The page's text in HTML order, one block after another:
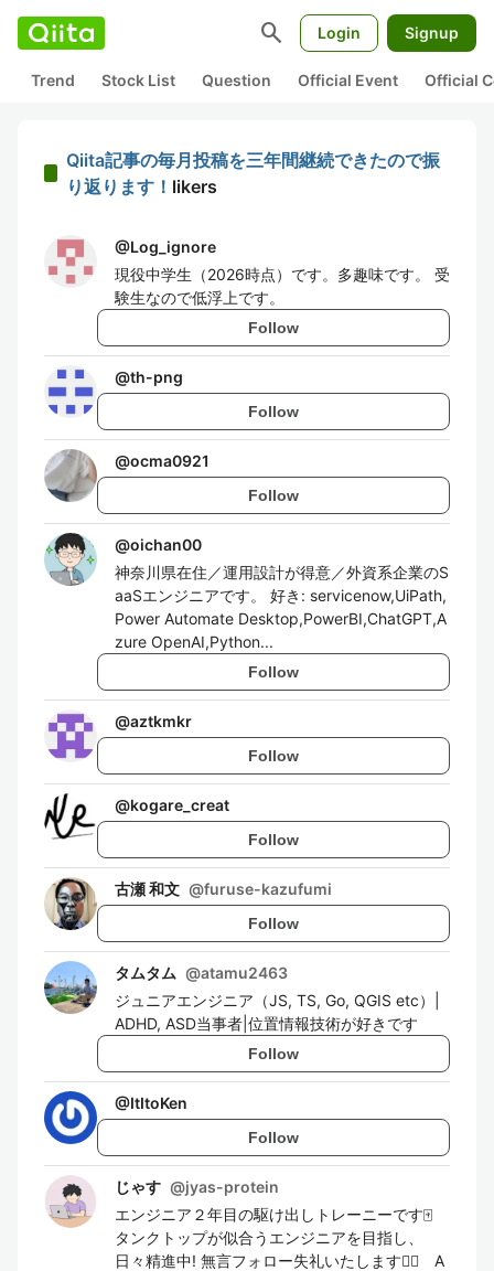
search Login Signup
Trend Stock List Question Official Event Official
Qiita記事の毎月投稿を三年間継続できたので振
り返ります！ likers
@Log_ignore
現役中学生（2026時点）です。多趣味です。 受
験生なので低浮上です。
Follow
@th-png
Follow
@ocma0921
Follow
@oichan00
神奈川県在住／運用設計が得意／外資系企業のS
aaSエンジニアです。 好き: servicenow,UiPath,
Power Automate Desktop,PowerBI,ChatGPT,A
zure OpenAI,Python...
Follow
@aztkmkr
Follow
@kogare_creat
Follow
古瀬 和文 @furuse-kazufumi
Follow
タムタム @atamu2463
ジュニアエンジニア（JS, TS, Go, QGIS etc）|
ADHD, ASD当事者|位置情報技術が好きです
Follow
@ItItoKen
Follow
じゃす @jyas-protein
エンジニア２年目の駆け出しトレーニーです🀄️
タンクトップが似合うエンジニアを目指し、
日々精進中! 無言フォロー失礼いたします🙇‍♂️ A